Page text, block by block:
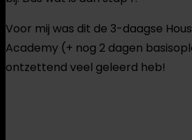
Voor mij was dit de 3-daagse
Academy (+ nog 2 dagen
ontzettend veel geleerd heb!